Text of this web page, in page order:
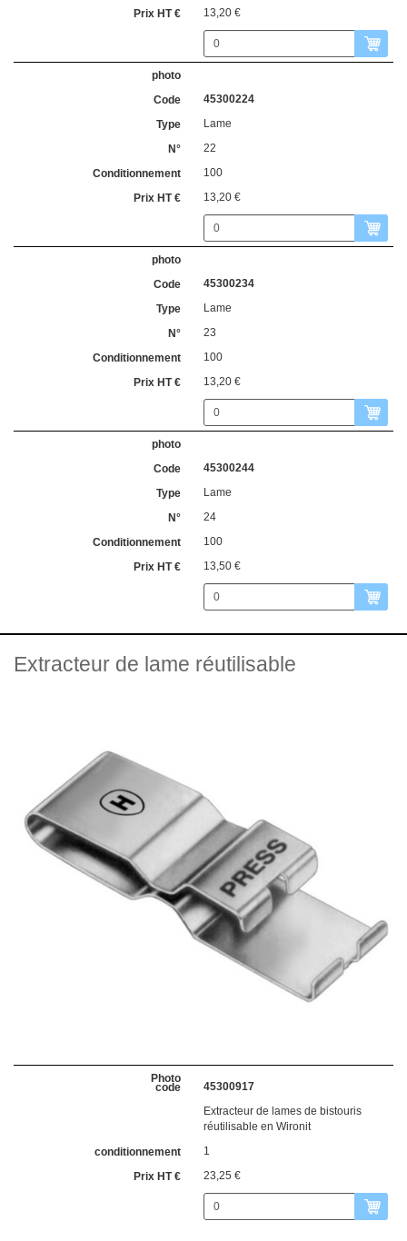
13,20 €
45300224
Lame
22
100
13,20 €
45300234
Lame
23
100
13,20 €
45300244
Lame
24
100
13,50 €
Extracteur de lame réutilisable
45300917
Extracteur de lames de bistouris
réutilisable en Wironit
1
23,25 €